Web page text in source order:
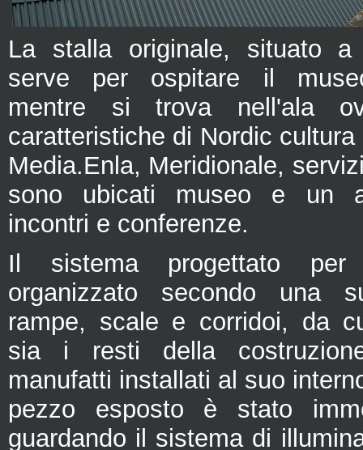
La stalla originale, situato
serve per ospitare il
mentre si trova nell'ala
caratteristiche di Nordic
Media.Enla, Meridionale,
sono ubicati museo e un
incontri e conferenze.
Il sistema progettato
organizzato secondo una
rampe, scale e corridoi, da
sia i resti della
manufatti installati al suo
pezzo esposto è stato
guardando il sistema di